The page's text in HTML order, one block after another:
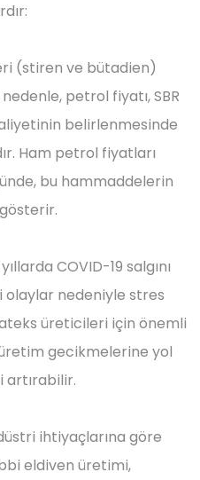
(stiren ve bütadien)
petrol fiyatı, SBR
belirlenmesinde
Ham petrol fiyatları
bu hammaddelerin
COVID-19 salgını
nedeniyle stres
üreticileri için önemli
gecikmelerine yol
ihtiyaçlarına göre
eldiven üretimi,